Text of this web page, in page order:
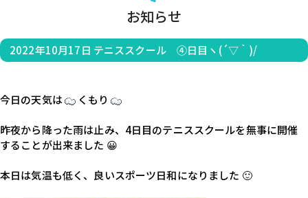
お知らせ
2022年10月17日 テニススクール ④日目ヽ(´▽｀)/
今日の天気は くもり
昨夜から降った雨は止み、4日目のテニススクールを無事に開催
することが出来ました 😀
本日は気温も低く、良いスポーツ日和になりました 🙂